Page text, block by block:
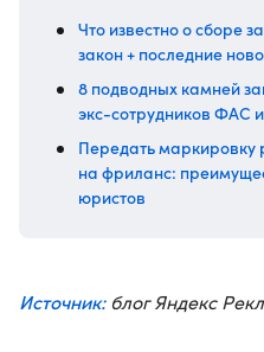
Что известно о сборе
закон + последние
8 подводных камней
экс-сотрудников ФАС
Передать маркировку
на фриланс:
юристов
Источник:блог Яндекс